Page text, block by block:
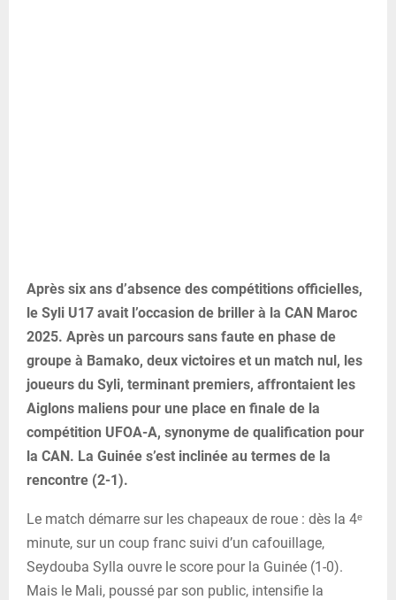
Après six ans d’absence des compétitions officielles,
le Syli U17 avait l’occasion de briller à la CAN Maroc
2025. Après un parcours sans faute en phase de
groupe à Bamako, deux victoires et un match nul, les
joueurs du Syli, terminant premiers, affrontaient les
Aiglons maliens pour une place en finale de la
compétition UFOA-A, synonyme de qualification pour
la CAN. La Guinée s’est inclinée au termes de la
rencontre (2-1).
Le match démarre sur les chapeaux de roue : dès la 4ᵉ
minute, sur un coup franc suivi d’un cafouillage,
Seydouba Sylla ouvre le score pour la Guinée (1-0).
Mais le Mali, poussé par son public, intensifie la